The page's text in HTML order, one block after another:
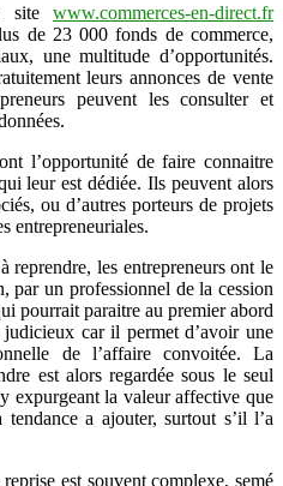
site www.commerces-en-direct.fr
de 23 000 fonds de commerce,
une multitude d’opportunités.
leurs annonces de vente
peuvent les consulter et
l’opportunité de faire connaitre
leur est dédiée. Ils peuvent alors
ou d’autres porteurs de projets
entrepreneuriales.
reprendre, les entrepreneurs ont le
par un professionnel de la cession
pourrait paraitre au premier abord
car il permet d’avoir une
de l’affaire convoitée. La
est alors regardée sous le seul
expurgeant la valeur affective que
a ajouter, surtout s’il l’a
est souvent complexe, semé